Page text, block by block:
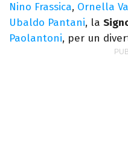
Nino Frassica, Ornella
Ubaldo Pantani, la
Paolantoni, per un